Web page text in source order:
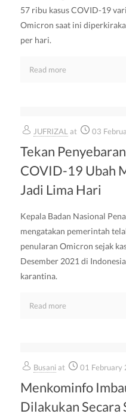
57 ribu kasus COVID-19
Omicron saat ini
per hari.
Read more
JUFRIZAL at 03
Tekan
COVID-19 Ubah
Jadi Lima Hari
Kepala Badan Nasional
mengatakan pemerintah
penularan Omicron sejak
Desember 2021 di
karantina.
Read more
Busani at 01 February
Menkominfo
Dilakukan Secara